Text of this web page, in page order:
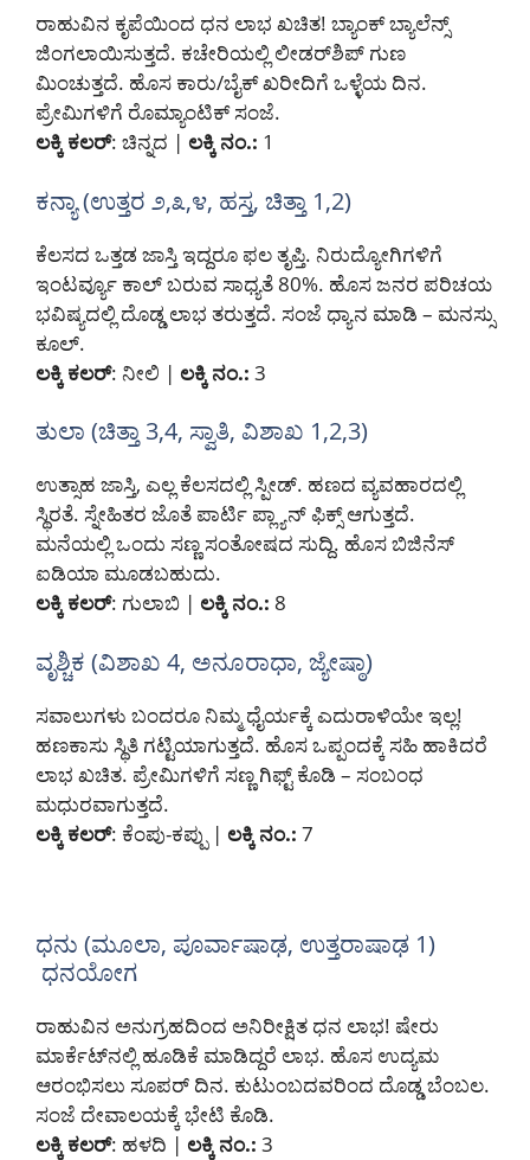
ರಾಹುವಿನ ಕೃಪೆಯಿಂದ ಧನ ಲಾಭ ಖಚಿತ! ಬ್ಯಾಂಕ್ ಬ್ಯಾಲೆನ್ಸ್
ಜಿಂಗಲಾಯಿಸುತ್ತದೆ. ಕಚೇರಿಯಲ್ಲಿ ಲೀಡರ್‌ಶಿಪ್ ಗುಣ
ಮಿಂಚುತ್ತದೆ. ಹೊಸ ಕಾರು/ಬೈಕ್ ಖರೀದಿಗೆ ಒಳ್ಳೆಯ ದಿನ.
ಪ್ರೇಮಿಗಳಿಗೆ ರೊಮ್ಯಾಂಟಿಕ್ ಸಂಜೆ.
ಲಕ್ಕಿ ಕಲರ್: ಚಿನ್ನದ | ಲಕ್ಕಿ ನಂ.: 1
ಕನ್ಯಾ (ಉತ್ತರ ೨,೩,೪, ಹಸ್ತ, ಚಿತ್ತಾ 1,2)
ಕೆಲಸದ ಒತ್ತಡ ಜಾಸ್ತಿ ಇದ್ದರೂ ಫಲ ತೃಪ್ತಿ. ನಿರುದ್ಯೋಗಿಗಳಿಗೆ
ಇಂಟರ್ವ್ಯೂ ಕಾಲ್ ಬರುವ ಸಾಧ್ಯತೆ 80%. ಹೊಸ ಜನರ ಪರಿಚಯ
ಭವಿಷ್ಯದಲ್ಲಿ ದೊಡ್ಡ ಲಾಭ ತರುತ್ತದೆ. ಸಂಜೆ ಧ್ಯಾನ ಮಾಡಿ – ಮನಸ್ಸು
ಕೂಲ್.
ಲಕ್ಕಿ ಕಲರ್: ನೀಲಿ | ಲಕ್ಕಿ ನಂ.: 3
ತುಲಾ (ಚಿತ್ತಾ 3,4, ಸ್ವಾತಿ, ವಿಶಾಖ 1,2,3)
ಉತ್ಸಾಹ ಜಾಸ್ತಿ, ಎಲ್ಲ ಕೆಲಸದಲ್ಲಿ ಸ್ಪೀಡ್. ಹಣದ ವ್ಯವಹಾರದಲ್ಲಿ
ಸ್ಥಿರತೆ. ಸ್ನೇಹಿತರ ಜೊತೆ ಪಾರ್ಟಿ ಪ್ಲ್ಯಾನ್ ಫಿಕ್ಸ್ ಆಗುತ್ತದೆ.
ಮನೆಯಲ್ಲಿ ಒಂದು ಸಣ್ಣ ಸಂತೋಷದ ಸುದ್ದಿ. ಹೊಸ ಬಿಜಿನೆಸ್
ಐಡಿಯಾ ಮೂಡಬಹುದು.
ಲಕ್ಕಿ ಕಲರ್: ಗುಲಾಬಿ | ಲಕ್ಕಿ ನಂ.: 8
ವೃಶ್ಚಿಕ (ವಿಶಾಖ 4, ಅನೂರಾಧಾ, ಜ್ಯೇಷ್ಠಾ)
ಸವಾಲುಗಳು ಬಂದರೂ ನಿಮ್ಮ ಧೈರ್ಯಕ್ಕೆ ಎದುರಾಳಿಯೇ ಇಲ್ಲ!
ಹಣಕಾಸು ಸ್ಥಿತಿ ಗಟ್ಟಿಯಾಗುತ್ತದೆ. ಹೊಸ ಒಪ್ಪಂದಕ್ಕೆ ಸಹಿ ಹಾಕಿದರೆ
ಲಾಭ ಖಚಿತ. ಪ್ರೇಮಿಗಳಿಗೆ ಸಣ್ಣ ಗಿಫ್ಟ್ ಕೊಡಿ – ಸಂಬಂಧ
ಮಧುರವಾಗುತ್ತದೆ.
ಲಕ್ಕಿ ಕಲರ್: ಕೆಂಪು-ಕಪ್ಪು | ಲಕ್ಕಿ ನಂ.: 7
ಧನು (ಮೂಲಾ, ಪೂರ್ವಾಷಾಢ, ಉತ್ತರಾಷಾಢ 1)
ಧನಯೋಗ
ರಾಹುವಿನ ಅನುಗ್ರಹದಿಂದ ಅನಿರೀಕ್ಷಿತ ಧನ ಲಾಭ! ಷೇರು
ಮಾರ್ಕೆಟ್‌ನಲ್ಲಿ ಹೂಡಿಕೆ ಮಾಡಿದ್ದರೆ ಲಾಭ. ಹೊಸ ಉದ್ಯಮ
ಆರಂಭಿಸಲು ಸೂಪರ್ ದಿನ. ಕುಟುಂಬದವರಿಂದ ದೊಡ್ಡ ಬೆಂಬಲ.
ಸಂಜೆ ದೇವಾಲಯಕ್ಕೆ ಭೇಟಿ ಕೊಡಿ.
ಲಕ್ಕಿ ಕಲರ್: ಹಳದಿ | ಲಕ್ಕಿ ನಂ.: 3